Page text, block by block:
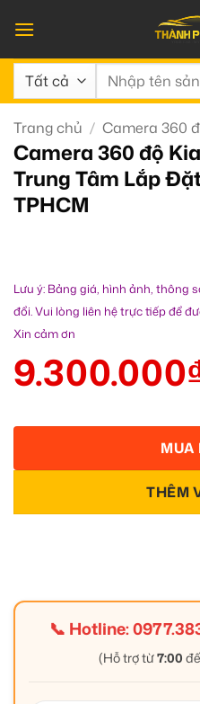
qua
nội
dung
Tìm
Trang chủ / Camera 360
Camera 360 độ
Trung Tâm Lắp
TPHCM
Lưu ý: Bảng giá, hình ảnh, thông
đổi. Vui lòng liên hệ trực tiếp để
Xin cảm ơn
9.300.000
THÊM
MUA
📞 Hotline:
(Hỗ trợ từ7:00